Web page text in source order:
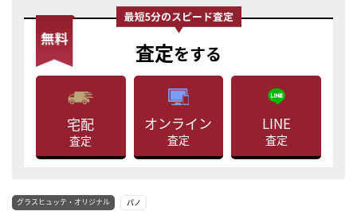
査定をする
宅配
査定
オンライン
査定
LINE
査定
グラスヒュッテ・オリジナル パノ